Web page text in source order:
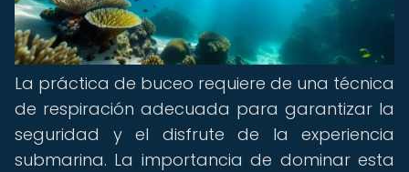
La práctica de buceo requiere de una técnica
de respiración adecuada para garantizar la
seguridad y el disfrute de la experiencia
submarina. La importancia de dominar esta